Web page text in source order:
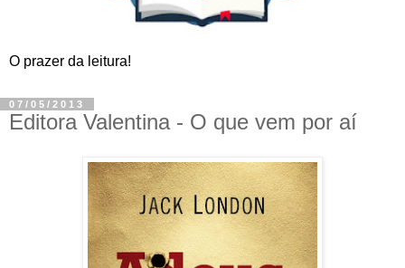
O prazer da leitura!
07/05/2013
Editora Valentina - O que vem por aí